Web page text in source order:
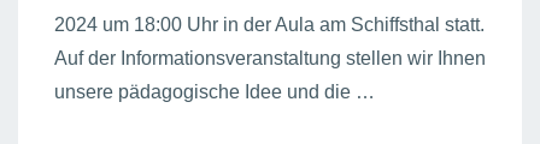
2024 um 18:00 Uhr in der Aula am Schiffsthal statt.
Auf der Informationsveranstaltung stellen wir Ihnen
unsere pädagogische Idee und die …